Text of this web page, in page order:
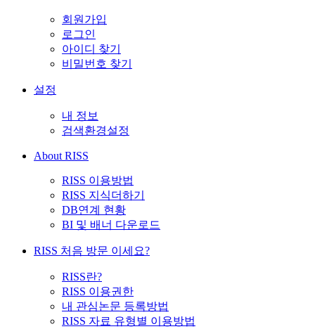
회원가입
로그인
아이디 찾기
비밀번호 찾기
설정
내 정보
검색환경설정
About RISS
RISS 이용방법
RISS 지식더하기
DB연계 현황
BI 및 배너 다운로드
RISS 처음 방문 이세요?
RISS란?
RISS 이용권한
내 관심논문 등록방법
RISS 자료 유형별 이용방법